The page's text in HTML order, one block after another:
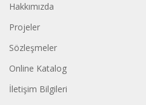
Hakkımızda
Projeler
Sözleşmeler
Online Katalog
İletişim Bilgileri